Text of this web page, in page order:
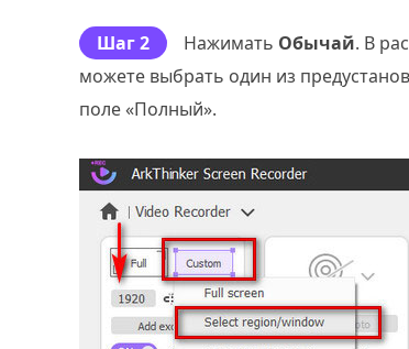
Шаг 2 Нажимать Обычай. В
можете выбрать один из
поле «Полный».